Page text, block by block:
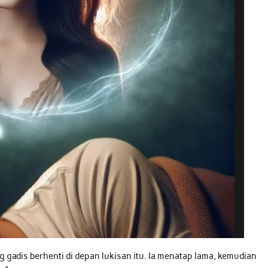
berhenti di depan lukisan itu. Ia menatap lama, kemudian